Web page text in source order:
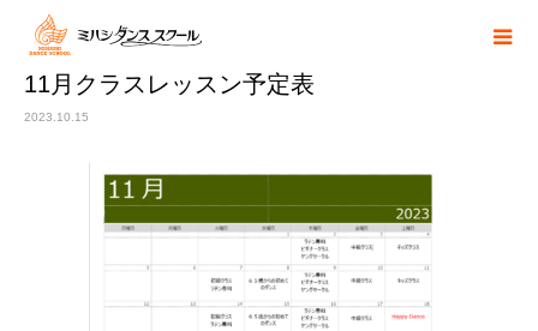
11月クラスレッスン予定表
2023.10.15